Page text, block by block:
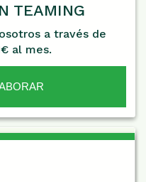
TEAMING
a través de
al mes.